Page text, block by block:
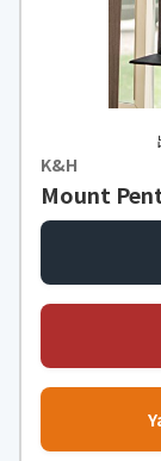
K&H
Mount